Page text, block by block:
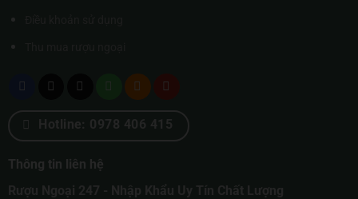
Hotline: 0978 406 415
Thông tin liên hệ
Rượu Ngoại 247 - Nhập Khẩu Uy Tín Chất Lượng